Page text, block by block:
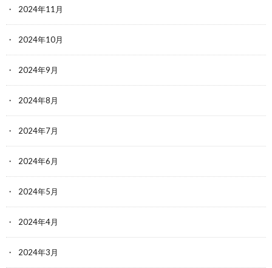
2024年11月
2024年10月
2024年9月
2024年8月
2024年7月
2024年6月
2024年5月
2024年4月
2024年3月